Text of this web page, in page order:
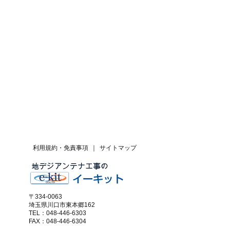
サイトマップ
利用規約・免責事項
〒334-0063
埼玉県川口市東本郷162
TEL：048-446-6303
FAX：048-446-6304